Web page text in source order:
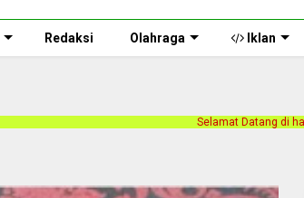
Redaksi Olahraga Iklan
Selamat Datang di halaman web